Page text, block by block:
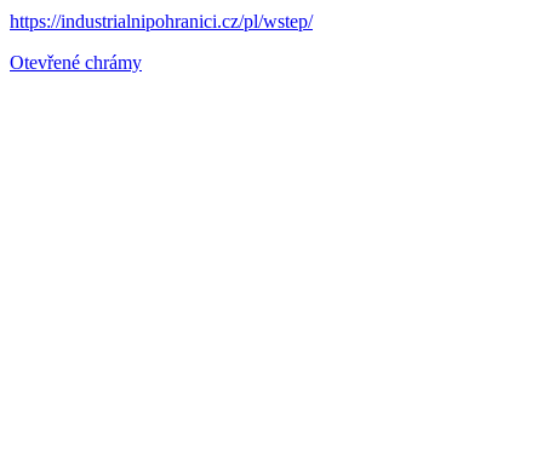
https://industrialnipohranici.cz/pl/wstep/
Otevřené chrámy